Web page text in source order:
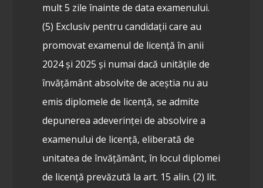
mult 5 zile înainte de data examenului.
(5) Exclusiv pentru candidații care au
promovat examenul de licență în anii
2024 și 2025 și numai dacă unitățile de
învățământ absolvite de aceștia nu au
emis diplomele de licență, se admite
depunerea adeverinței de absolvire a
examenului de licență, eliberată de
unitatea de învățământ, în locul diplomei
de licență prevăzută la art. 15 alin. (2) lit.